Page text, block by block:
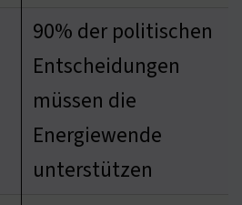
90% der politischen
Entscheidungen
müssen die
Energiewende
unterstützen